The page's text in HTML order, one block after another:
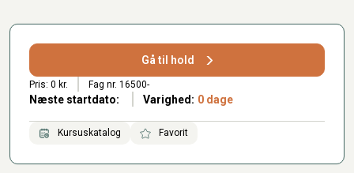
Gå til hold
Pris: 0 kr. Fag nr. 16500-
Næste startdato: Varighed: 0 dage
Kursuskatalog Favorit